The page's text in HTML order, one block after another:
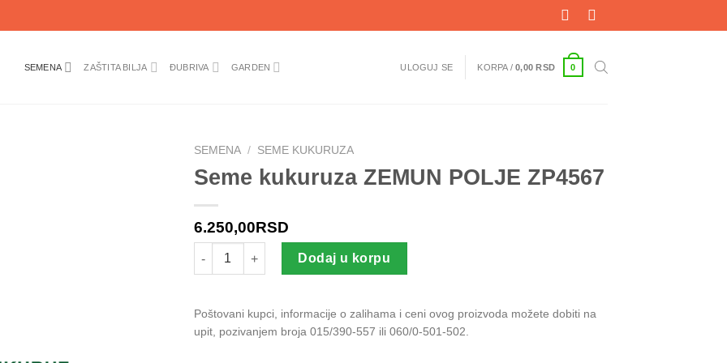
SEMENA ZAŠTITA BILJA ĐUBRIVA GARDEN ULOGUJ SE KORPA /0,00 RSD 0
SEMENA / SEME KUKURUZA
Seme kukuruza ZEMUN POLJE ZP4567
6.250,00RSD
Seme kukuruza ZEMUN POLJE ZP4567 količina
Dodaj u korpu
Poštovani kupci, informacije o zalihama i ceni ovog proizvoda možete dobiti na
upit, pozivanjem broja 015/390-557 ili 060/0-501-502.